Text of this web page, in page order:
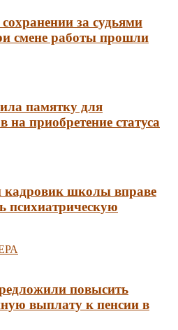
за судьями
смене работы прошли
памятку для
на приобретение статуса
кадровик школы вправе
психиатрическую
повысить
выплату к пенсии в